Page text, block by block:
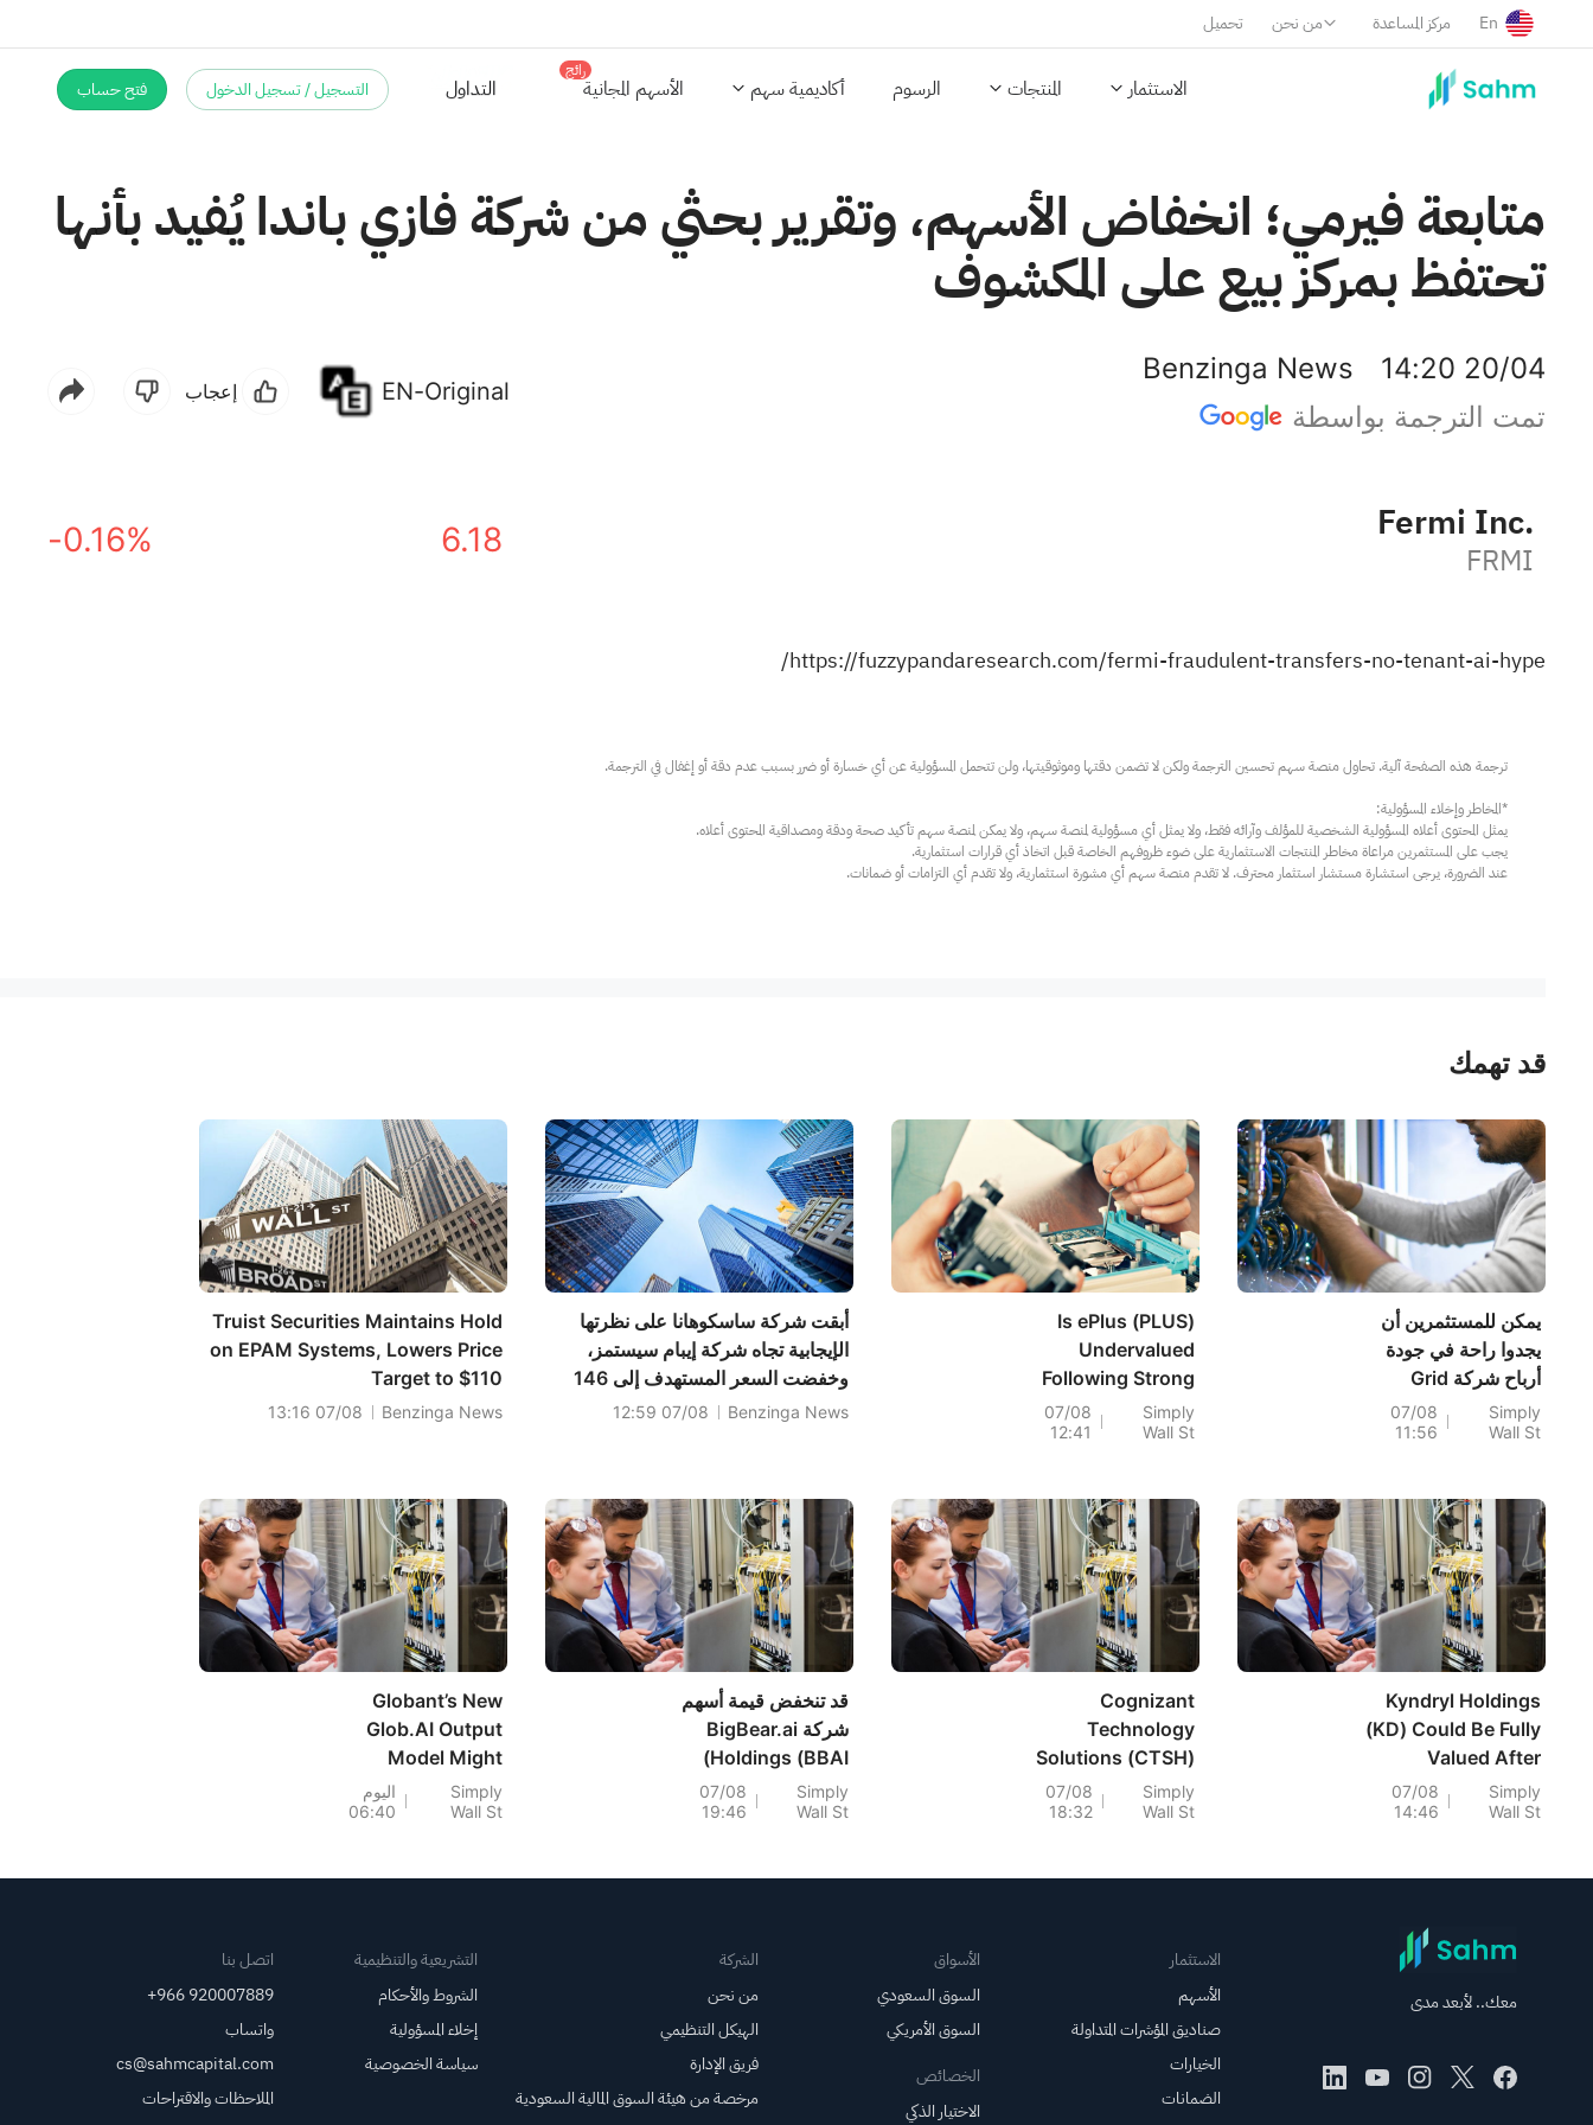
تحميل من نحن مركز المساعدة En
الاستثمار المنتجات الرسوم أكاديمية سهم الأسهم المجانية
رائج
التداول التسجيل / تسجيل الدخول فتح حساب
متابعة فيرمي؛ انخفاض الأسهم، وتقرير بحثي من شركة فازي باندا يُفيد بأنها
تحتفظ بمركز بيع على المكشوف
Benzinga News
14:20 20/04
تمت الترجمة بواسطة
EN-Original إعجاب
Fermi Inc.
FRMI
6.18
-0.16%
https://fuzzypandaresearch.com/fermi-fraudulent-transfers-no-tenant-ai-hype/
عند الضرورة، يرجى استشارة مستشار استثمار محترف. لا تقدم منصة سهم أي مشورة استثمارية، ولا تقدم أي التزامات أو ضمانات.
قد تهمك
يمكن للمستثمرين أن
يجدوا راحة في جودة
أرباح شركة Grid
Dynamics
Holdings
Simply
Wall St
07/08
11:56
Is ePlus (PLUS)
Undervalued
Following Strong
Bookings And
Reiterated 2027
Simply
Wall St
07/08
12:41
أبقت شركة ساسكوهانا على نظرتها
الإيجابية تجاه شركة إيبام سيستمز،
وخفضت السعر المستهدف إلى 146
دولارًا.
Benzinga News
07/08 12:59
Truist Securities Maintains Hold
on EPAM Systems, Lowers Price
Target to $110
Benzinga News
07/08 13:16
Kyndryl Holdings
(KD) Could Be Fully
Valued After
Earnings Miss And
Reaffirmed
Simply
Wall St
07/08
14:46
Cognizant
Technology
Solutions (CTSH)
Could Be 11%
Undervalued As AI
Simply
Wall St
07/08
18:32
قد تنخفض قيمة أسهم
شركة BigBear.ai
Holdings (BBAI)
بنسبة 25% عن قيمتها
العادلة بعد إعلان
Simply
Wall St
07/08
19:46
Globant’s New
Glob.AI Output
Model Might
Change The Case
For Investing In
Simply
Wall St
اليوم
06:40
معك.. لأبعد مدى
الاستثمار
الأسهم
صناديق المؤشرات المتداولة
الخيارات
الضمانات
الأسواق
السوق السعودي
السوق الأمريكي
الخصائص
الاختيار الذكي
الشركة
من نحن
الهيكل التنظيمي
فريق الإدارة
مرخصة من هيئة السوق المالية السعودية
التشريعية والتنظيمية
الشروط والأحكام
إخلاء المسؤولية
سياسة الخصوصية
اتصل بنا
+966 920007889
واتساب
cs@sahmcapital.com
الملاحظات والاقتراحات